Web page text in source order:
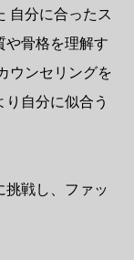
自分に合ったス
や骨格を理解す
ウンセリングを
自分に似合う
挑戦し、ファッ